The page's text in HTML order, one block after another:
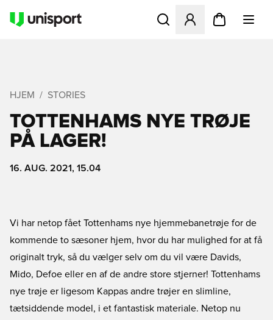
Åbner en Modal til at
HJEM STORIES
TOTTENHAMS NYE TRØJE
PÅ LAGER!
16. AUG. 2021, 15.04
Vi har netop fået Tottenhams nye hjemmebanetrøje for de
kommende to sæsoner hjem, hvor du har mulighed for at få
originalt tryk, så du vælger selv om du vil være Davids,
Mido, Defoe eller en af de andre store stjerner! Tottenhams
nye trøje er ligesom Kappas andre trøjer en slimline,
tætsiddende model, i et fantastisk materiale. Netop nu